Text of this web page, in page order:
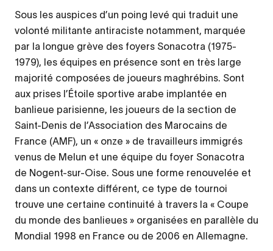
Sous les auspices d’un poing levé qui traduit une
volonté militante antiraciste notamment, marquée
par la longue grève des foyers Sonacotra (1975-
1979), les équipes en présence sont en très large
majorité composées de joueurs maghrébins. Sont
aux prises l’Étoile sportive arabe implantée en
banlieue parisienne, les joueurs de la section de
Saint-Denis de l’Association des Marocains de
France (AMF), un « onze » de travailleurs immigrés
venus de Melun et une équipe du foyer Sonacotra
de Nogent-sur-Oise. Sous une forme renouvelée et
dans un contexte différent, ce type de tournoi
trouve une certaine continuité à travers la « Coupe
du monde des banlieues » organisées en parallèle du
Mondial 1998 en France ou de 2006 en Allemagne.